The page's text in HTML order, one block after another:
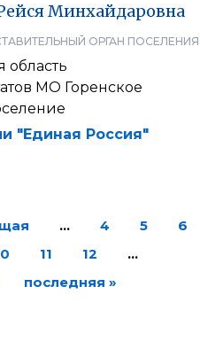
Минхайдаровна
ОРГАН ПОСЕЛЕНИЯ
область
МО Горенское
"Единая Россия"
… 4 5
6
11 12
…
последняя »